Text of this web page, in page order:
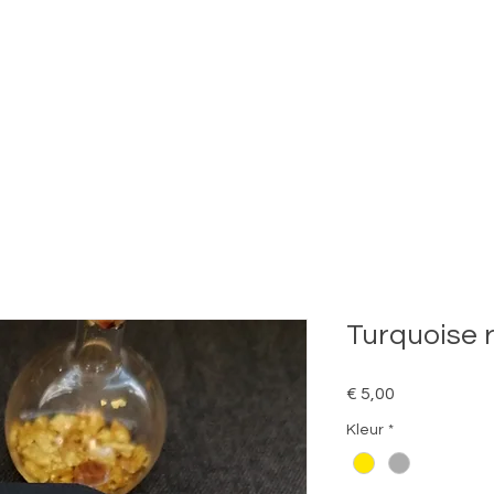
Turquoise
€ 5,00
Kleur *